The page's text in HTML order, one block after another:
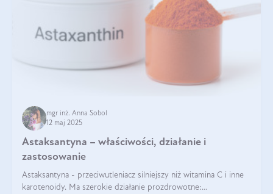
mgr inż. Anna Sobol
12 maj 2025
Astaksantyna – właściwości, działanie i
zastosowanie
Astaksantyna - przeciwutleniacz silniejszy niż witamina C i inne
karotenoidy. Ma szerokie działanie prozdrowotne: